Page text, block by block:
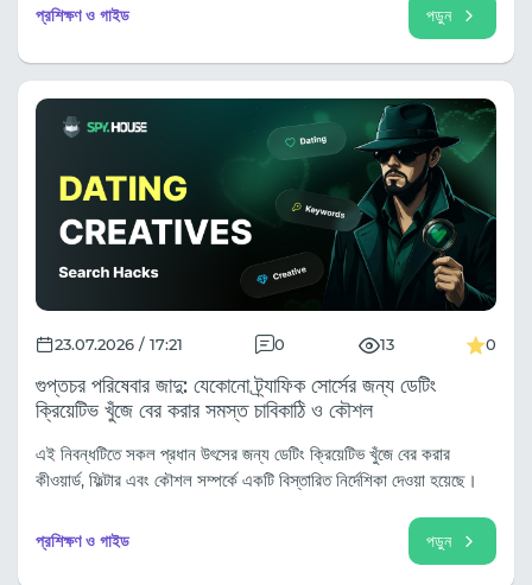
প্রশিক্ষণ ও গাইড পড়ুন
23.07.2026 / 17:21 0 13 0
গুপ্তচর পরিষেবার জাদু: যেকোনো ট্র্যাফিক সোর্সের জন্য ডেটিং
ক্রিয়েটিভ খুঁজে বের করার সমস্ত চাবিকাঠি ও কৌশল
এই নিবন্ধটিতে সকল প্রধান উৎসের জন্য ডেটিং ক্রিয়েটিভ খুঁজে বের করার
কীওয়ার্ড, ফিল্টার এবং কৌশল সম্পর্কে একটি বিস্তারিত নির্দেশিকা দেওয়া হয়েছে।
প্রশিক্ষণ ও গাইড পড়ুন